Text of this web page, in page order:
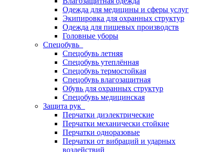
Одежда для медицины и сферы услуг
Экипировка для охранных структур
Одежда для пищевых производств
Головные уборы
Спецобувь
Спецобувь летняя
Спецобувь утеплённая
Спецобувь термостойкая
Спецобувь влагозащитная
Обувь для охранных структур
Спецобувь медицинская
Защита рук
Перчатки диэлектрические
Перчатки механически стойкие
Перчатки одноразовые
Перчатки от вибраций и ударных
воздействий